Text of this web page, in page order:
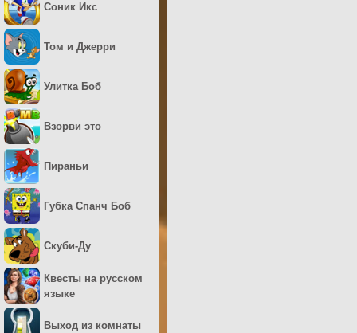
Соник Икс
Том и Джерри
Улитка Боб
Взорви это
Пираньи
Губка Спанч Боб
Скуби-Ду
Квесты на русском
языке
Выход из комнаты